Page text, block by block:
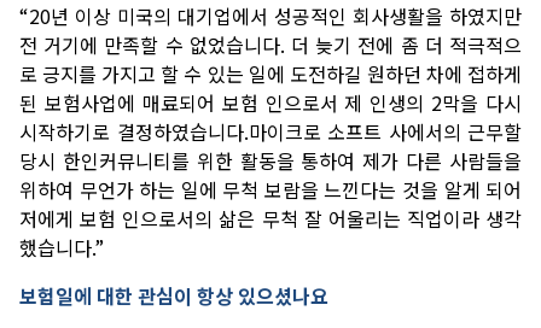
“20년 이상 미국의 대기업에서 성공적인 회사생활을 하였지만
전 거기에 만족할 수 없었습니다. 더 늦기 전에 좀 더 적극적으
로 긍지를 가지고 할 수 있는 일에 도전하길 원하던 차에 접하게
된 보험사업에 매료되어 보험 인으로서 제 인생의 2막을 다시
시작하기로 결정하였습니다.마이크로 소프트 사에서의 근무할
당시 한인커뮤니티를 위한 활동을 통하여 제가 다른 사람들을
위하여 무언가 하는 일에 무척 보람을 느낀다는 것을 알게 되어
저에게 보험 인으로서의 삶은 무척 잘 어울리는 직업이라 생각
했습니다.”
보험일에 대한 관심이 항상 있으셨나요